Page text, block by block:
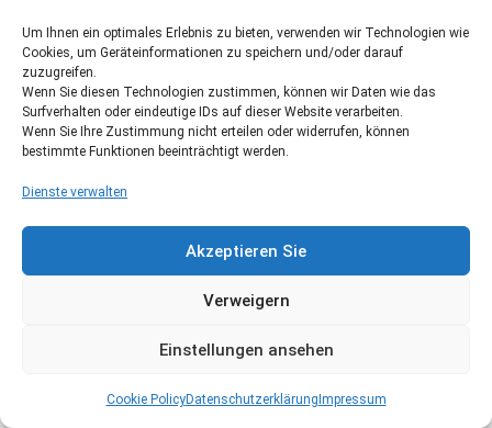
Um Ihnen ein optimales Erlebnis zu bieten, verwenden wir Technologien wie
Cookies, um Geräteinformationen zu speichern und/oder darauf
zuzugreifen.
Wenn Sie diesen Technologien zustimmen, können wir Daten wie das
Surfverhalten oder eindeutige IDs auf dieser Website verarbeiten.
Wenn Sie Ihre Zustimmung nicht erteilen oder widerrufen, können
bestimmte Funktionen beeinträchtigt werden.
Dienste verwalten
Akzeptieren Sie
Verweigern
Einstellungen ansehen
Cookie PolicyDatenschutzerklärung Impressum